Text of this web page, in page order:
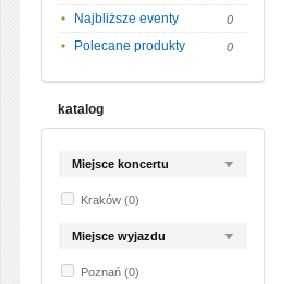
0
Najbliższe eventy
0
Polecane produkty
katalog
Miejsce koncertu
Kraków (0)
Miejsce wyjazdu
Poznań (0)